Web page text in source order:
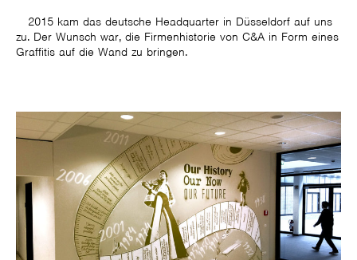
2015 kam das deutsche Headquarter in Düsseldorf auf uns
zu. Der Wunsch war, die Firmenhistorie von C&A in Form eines
Graffitis auf die Wand zu bringen.